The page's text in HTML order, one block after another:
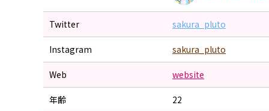
Twitter sakura_pluto
Instagram sakura_pluto
Web website
年齢 22